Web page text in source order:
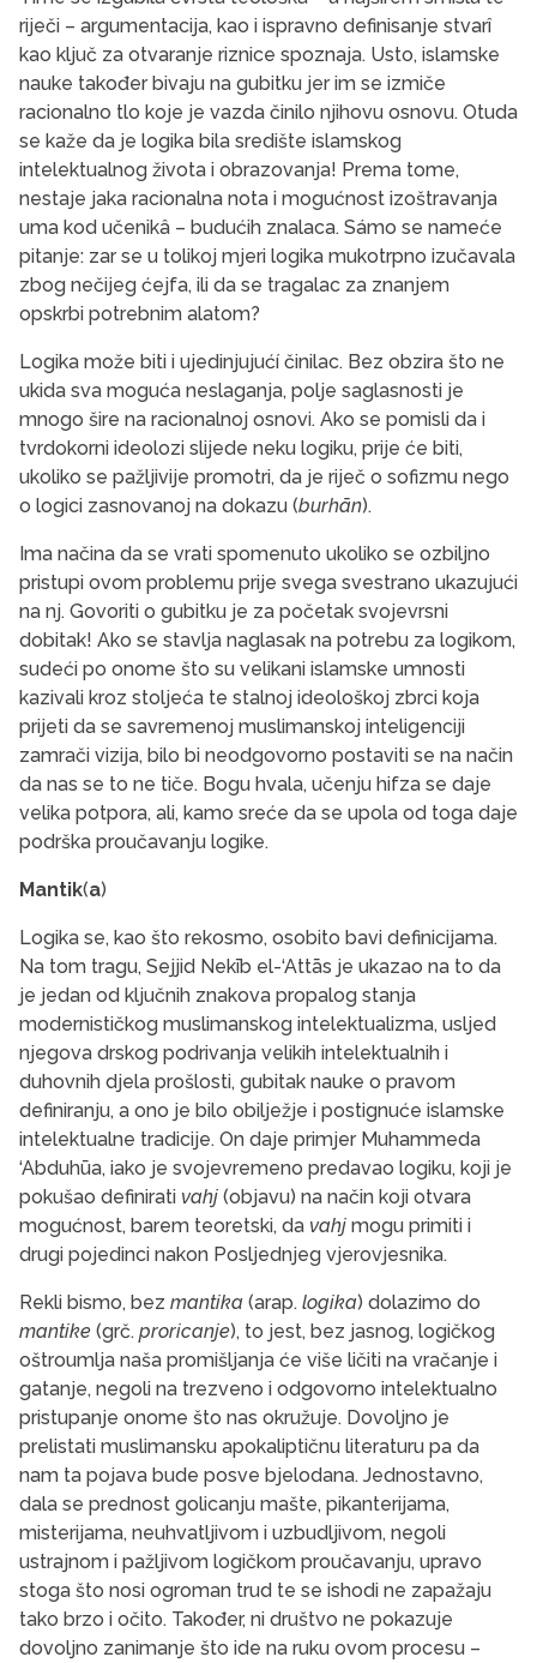
riječi – argumentacija, kao i ispravno definisanje stvarî
kao ključ za otvaranje riznice spoznaja. Usto, islamske
nauke također bivaju na gubitku jer im se izmiče
racionalno tlo koje je vazda činilo njihovu osnovu. Otuda
se kaže da je logika bila središte islamskog
intelektualnog života i obrazovanja! Prema tome,
nestaje jaka racionalna nota i mogućnost izoštravanja
uma kod učenikâ – budućih znalaca. Sámo se nameće
pitanje: zar se u tolikoj mjeri logika mukotrpno izučavala
zbog nečijeg ćejfa, ili da se tragalac za znanjem
opskrbi potrebnim alatom?
Logika može biti i ujedinjujućí činilac. Bez obzira što ne
ukida sva moguća neslaganja, polje saglasnosti je
mnogo šire na racionalnoj osnovi. Ako se pomisli da i
tvrdokorni ideolozi slijede neku logiku, prije će biti,
ukoliko se pažljivije promotri, da je riječ o sofizmu nego
o logici zasnovanoj na dokazu (burhān).
Ima načina da se vrati spomenuto ukoliko se ozbiljno
pristupi ovom problemu prije svega svestrano ukazujući
na nj. Govoriti o gubitku je za početak svojevrsni
dobitak! Ako se stavlja naglasak na potrebu za logikom,
sudeći po onome što su velikani islamske umnosti
kazivali kroz stoljeća te stalnoj ideološkoj zbrci koja
prijeti da se savremenoj muslimanskoj inteligenciji
zamrači vizija, bilo bi neodgovorno postaviti se na način
da nas se to ne tiče. Bogu hvala, učenju hifza se daje
velika potpora, ali, kamo sreće da se upola od toga daje
podrška proučavanju logike.
Mantik(a)
Logika se, kao što rekosmo, osobito bavi definicijama.
Na tom tragu, Sejjid Nekīb el-‘Attās je ukazao na to da
je jedan od ključnih znakova propalog stanja
modernističkog muslimanskog intelektualizma, usljed
njegova drskog podrivanja velikih intelektualnih i
duhovnih djela prošlosti, gubitak nauke o pravom
definiranju, a ono je bilo obilježje i postignuće islamske
intelektualne tradicije. On daje primjer Muhammeda
‘Abduhūa, iako je svojevremeno predavao logiku, koji je
pokušao definirati vahj (objavu) na način koji otvara
mogućnost, barem teoretski, da vahj mogu primiti i
drugi pojedinci nakon Posljednjeg vjerovjesnika.
Rekli bismo, bez mantika (arap. logika) dolazimo do
mantike (grč. proricanje), to jest, bez jasnog, logičkog
oštroumlja naša promišljanja će više ličiti na vračanje i
gatanje, negoli na trezveno i odgovorno intelektualno
pristupanje onome što nas okružuje. Dovoljno je
prelistati muslimansku apokaliptičnu literaturu pa da
nam ta pojava bude posve bjelodana. Jednostavno,
dala se prednost golicanju mašte, pikanterijama,
misterijama, neuhvatljivom i uzbudljivom, negoli
ustrajnom i pažljivom logičkom proučavanju, upravo
stoga što nosi ogroman trud te se ishodi ne zapažaju
tako brzo i očito. Također, ni društvo ne pokazuje
dovoljno zanimanje što ide na ruku ovom procesu –